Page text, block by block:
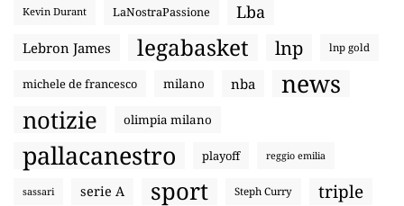
Kevin Durant LaNostraPassione Lba
Lebron James legabasket lnp lnp gold
michele de francesco milano nba news
notizie olimpia milano
pallacanestro playoff reggio emilia
sassari serie A sport Steph Curry triple